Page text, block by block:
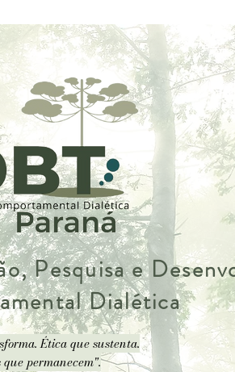
Pesquisa e
Dialética
Ética que sustenta.
permanecem".